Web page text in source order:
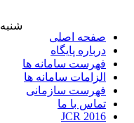
صفحه اصلی
درباره پایگاه
فهرست سامانه ها
الزامات سامانه ها
فهرست سازمانی
تماس با ما
JCR 2016
شنبه 17 مرداد 1405